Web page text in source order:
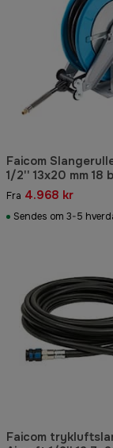
Faicom
1/2'' 13x20 mm 18
Fra 4.968 kr
Sendes om 3-5
Faicom